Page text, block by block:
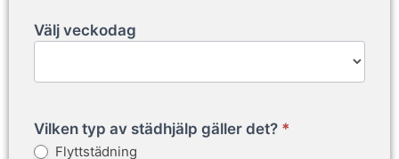
Välj veckodag
Vilken typ av städhjälp gäller det? *
Flyttstädning